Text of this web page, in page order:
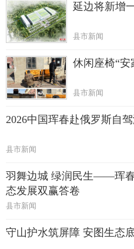
延边将新增
县市新闻
休闲座椅“安
县市新闻
2026中国珲春赴俄罗斯自
县市新闻
羽舞边城 绿润民生——珲
态发展双赢答卷
县市新闻
守山护水筑屏障 安图生态